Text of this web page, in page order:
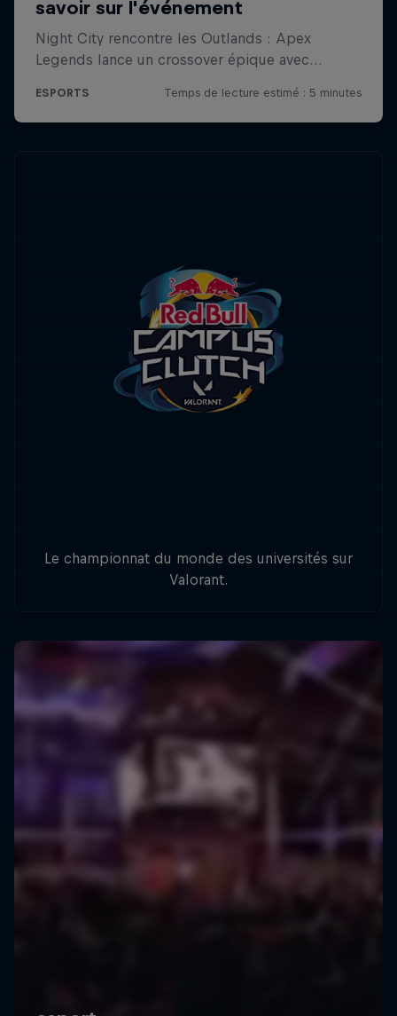
Le championnat du monde des universités sur
Valorant.